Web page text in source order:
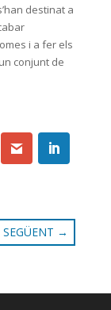
destinat a
i a fer els
conjunt de
SEGÜENT →